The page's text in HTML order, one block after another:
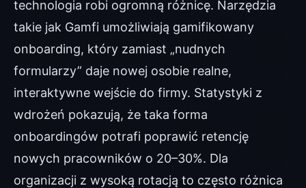
technologia robi ogromną różnicę. Narzędzia
takie jak Gamfi umożliwiają gamifikowany
onboarding, który zamiast „nudnych
formularzy” daje nowej osobie realne,
interaktywne wejście do firmy. Statystyki z
wdrożeń pokazują, że taka forma
onboardingów potrafi poprawić retencję
nowych pracowników o 20–30%. Dla
organizacji z wysoką rotacją to często różnica